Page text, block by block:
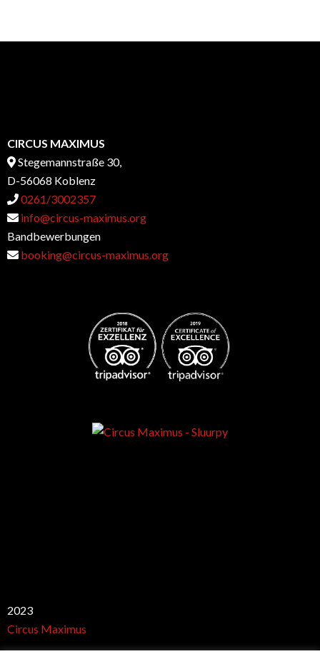
CIRCUS MAXIMUS
Stegemannstraße 30,
D-56068 Koblenz
0261/3002357
info@circus-maximus.org
Bandbewerbungen
booking@circus-maximus.org
2023
Circus Maximus